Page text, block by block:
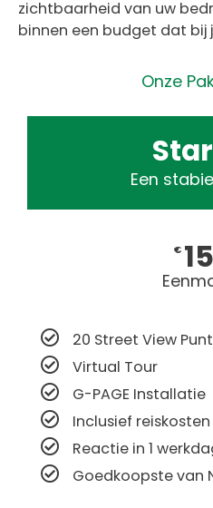
zichtbaarheid van uw
binnen een budget dat bij
Onze
Een
€
20 Street View
Virtual Tour
G-PAGE Installatie
Inclusief reiskosten
Reactie in 1
Goedkoopste van